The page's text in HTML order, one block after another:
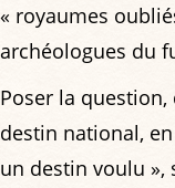
« royaumes
archéologues du
Poser la question,
destin national,
un destin voulu »,